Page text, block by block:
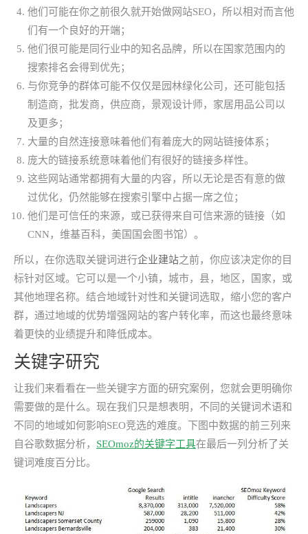
他们可能在你之前很久就开始做网站SEO，所以相对而言他
们有一个良好的开端；
他们很可能是同行业中的知名品牌，所以在国家范围内的
搜索排名会得到优先；
与你竞争的群体可能不仅仅是园林绿化公司，还可能包括
制造商，批发商，供应商，景观设计师，家居用品公司以
及更多；
大量的自然连接意味着他们有着庞大的网站链接体系；
庞大的链接系统意味着他们有很好的链接多样性。
这些网站通常都拥有大量的内容，所以无论是否有意的做
过优化，仍然能够在搜索引擎中占据一席之位；
他们是可信任的来源，或已获得来自可信来源的链接（如
CNN，维基百科，美国国会图书馆）。
所以，在你选取关键词进行企业建站之前，你应该决定你的目
标针对区域。它可以是一个小镇，城市，县，地区，国家，或
其他地理名称。结合地域针对性和关键词选取，缩小您的客户
群，通过地域的优势增强网站的客户转化率，而这也最终意味
着更快的业绩提升和降低成本。
关键字研究
让我们来看看在一些关键字方面的研究案例，您就会更明确你
需要做的是什么。现在我们只是想表明，不同的关键词术语和
不同的地域如何影响SEO竞选的难度。下图中数据的前三列来
自谷歌数据分析， SEOmoz的关键字工具在最后一列分析了关
键词难度百分比。